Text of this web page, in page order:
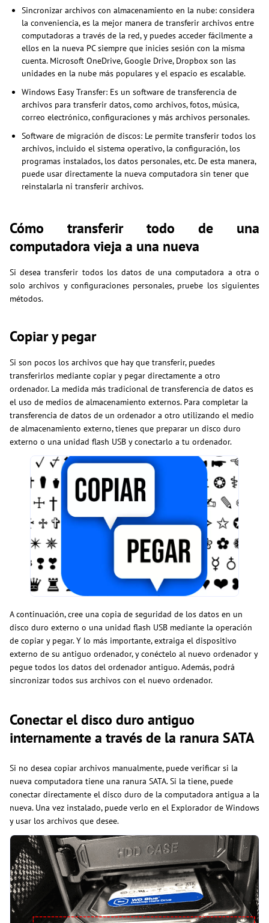
Sincronizar archivos con almacenamiento en la nube: considera
la conveniencia, es la mejor manera de transferir archivos entre
computadoras a través de la red, y puedes acceder fácilmente a
ellos en la nueva PC siempre que inicies sesión con la misma
cuenta. Microsoft OneDrive, Google Drive, Dropbox son las
unidades en la nube más populares y el espacio es escalable.
Windows Easy Transfer: Es un software de transferencia de
archivos para transferir datos, como archivos, fotos, música,
correo electrónico, configuraciones y más archivos personales.
Software de migración de discos: Le permite transferir todos los
archivos, incluido el sistema operativo, la configuración, los
programas instalados, los datos personales, etc. De esta manera,
puede usar directamente la nueva computadora sin tener que
reinstalarla ni transferir archivos.
Cómo transferir todo de una
computadora vieja a una nueva
Si desea transferir todos los datos de una computadora a otra o
solo archivos y configuraciones personales, pruebe los siguientes
métodos.
Copiar y pegar
Si son pocos los archivos que hay que transferir, puedes
transferirlos mediante copiar y pegar directamente a otro
ordenador. La medida más tradicional de transferencia de datos es
el uso de medios de almacenamiento externos. Para completar la
transferencia de datos de un ordenador a otro utilizando el medio
de almacenamiento externo, tienes que preparar un disco duro
externo o una unidad flash USB y conectarlo a tu ordenador.
A continuación, cree una copia de seguridad de los datos en un
disco duro externo o una unidad flash USB mediante la operación
de copiar y pegar. Y lo más importante, extraiga el dispositivo
externo de su antiguo ordenador, y conéctelo al nuevo ordenador y
pegue todos los datos del ordenador antiguo. Además, podrá
sincronizar todos sus archivos con el nuevo ordenador.
Conectar el disco duro antiguo
internamente a través de la ranura SATA
Si no desea copiar archivos manualmente, puede verificar si la
nueva computadora tiene una ranura SATA. Si la tiene, puede
conectar directamente el disco duro de la computadora antigua a la
nueva. Una vez instalado, puede verlo en el Explorador de Windows
y usar los archivos que desee.